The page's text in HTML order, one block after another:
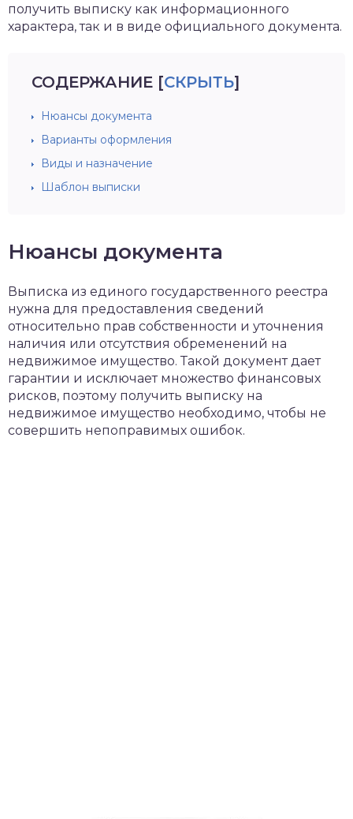
получить выписку как информационного
характера, так и в виде официального документа.
СОДЕРЖАНИЕ [СКРЫТЬ]
Нюансы документа
Варианты оформления
Виды и назначение
Шаблон выписки
Нюансы документа
Выписка из единого государственного реестра
нужна для предоставления сведений
относительно прав собственности и уточнения
наличия или отсутствия обременений на
недвижимое имущество. Такой документ дает
гарантии и исключает множество финансовых
рисков, поэтому получить выписку на
недвижимое имущество необходимо, чтобы не
совершить непоправимых ошибок.